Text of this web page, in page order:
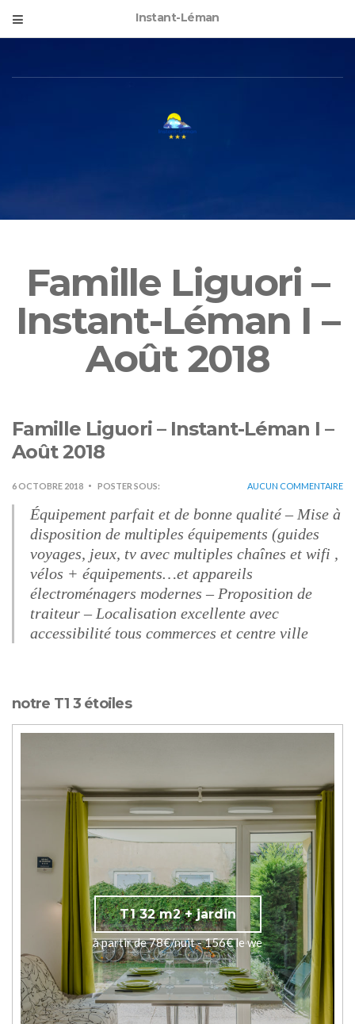
Instant-Léman
Famille Liguori –
Instant-Léman I –
Août 2018
Famille Liguori – Instant-Léman I –
Août 2018
6 OCTOBRE 2018 POSTER SOUS: AUCUN COMMENTAIRE
Équipement parfait et de bonne qualité – Mise à
disposition de multiples équipements (guides
voyages, jeux, tv avec multiples chaînes et wifi ,
vélos + équipements…et appareils
électroménagers modernes – Proposition de
traiteur – Localisation excellente avec
accessibilité tous commerces et centre ville
notre T1 3 étoiles
T1 32 m2 + jardin
à partir de 78€/nuit - 156€ le we